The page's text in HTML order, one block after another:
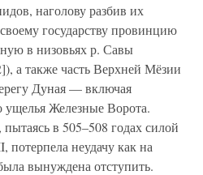
наголову разбив их
государству провинцию
в низовьях р. Савы
а также часть Верхней Мёзии
Дуная — включая
Железные Ворота.
в 505–508 годах силой
неудачу как на
вынуждена отступить.